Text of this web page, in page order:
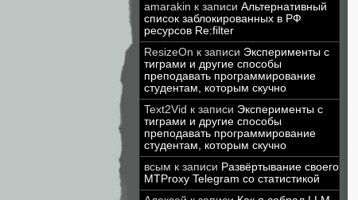
amarakin к записи Альтернативный
список заблокированных в РФ
ресурсов Re:filter
ResizeOn к записи Эксперименты с
тиграми и другие способы
преподавать программирование
студентам, которым скучно
Text2Vid к записи Эксперименты с
тиграми и другие способы
преподавать программирование
студентам, которым скучно
всым к записи Развёртывание своего
MTProxy Telegram со статистикой